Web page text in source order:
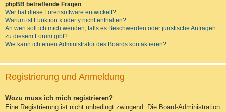
phpBB betreffende Fragen
Wer hat diese Forensoftware entwickelt?
Warum ist Funktion x oder y nicht enthalten?
An wen soll ich mich wenden, falls es Beschwerden oder juristische Anfragen
zu diesem Forum gibt?
Wie kann ich einen Administrator des Boards kontaktieren?
Registrierung und Anmeldung
Wozu muss ich mich registrieren?
Eine Registrierung ist nicht unbedingt zwingend. Die Board-Administration